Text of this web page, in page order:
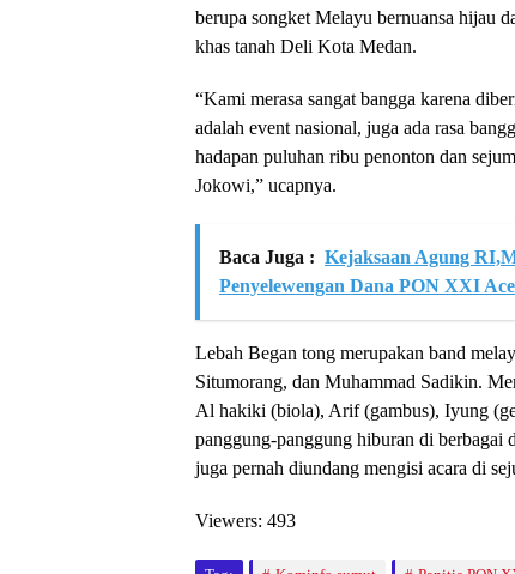
berupa songket Melayu bernuansa hijau
khas tanah Deli Kota Medan.
“Kami merasa sangat bangga karena
adalah event nasional, juga ada rasa
hadapan puluhan ribu penonton dan
Jokowi,” ucapnya.
Baca Juga : Kejaksaan Agung
Penyelewengan Dana PON XXI
Lebah Began tong merupakan band
Situmorang, dan Muhammad Sadikin.
Al hakiki (biola), Arif (gambus), Iyung
panggung-panggung hiburan di berbagai
juga pernah diundang mengisi acara di
Viewers: 493